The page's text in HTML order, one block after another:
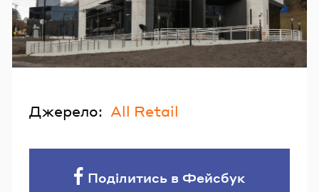
Джерело: All Retail
Поділитись в Фейсбук